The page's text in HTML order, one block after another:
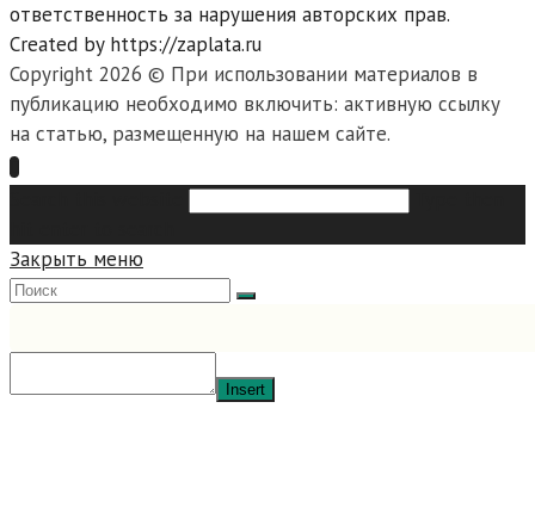
ответственность за нарушения авторских прав.
Created by https://zaplata.ru
Copyright 2026 © При использовании материалов в
публикацию необходимо включить: активную ссылку
на статью, размещенную на нашем сайте.
Закрыть меню
Insert